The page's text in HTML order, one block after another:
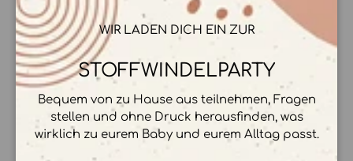
BESCHREIBUNG
WIR LADEN DICH EIN ZUR
STOFFWINDELPARTY
Bequem von zu Hause aus teilnehmen, Fragen
stellen und ohne Druck herausfinden, was
wirklich zu eurem Baby und eurem Alltag passt.